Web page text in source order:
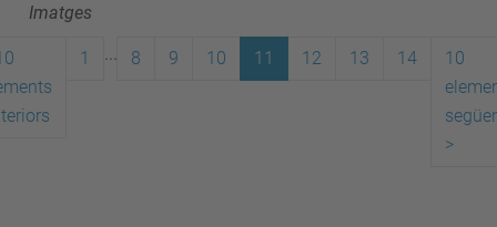
Imatges
1 8 9 10 11 12 13 14
10
>